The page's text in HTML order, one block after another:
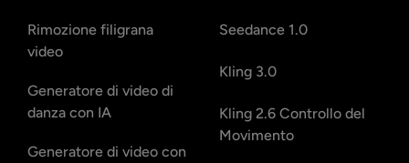
Rimozione filigrana
video
Generatore di video di
danza con IA
Generatore di video con
Seedance 1.0
Kling 3.0
Kling 2.6 Controllo del
Movimento